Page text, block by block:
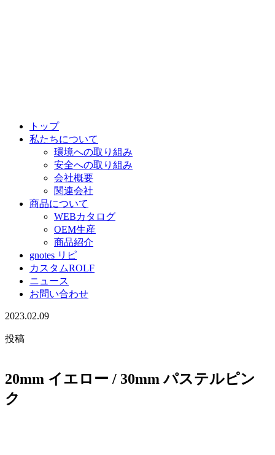
トップ
私たちについて
環境への取り組み
安全への取り組み
会社概要
関連会社
商品について
WEBカタログ
OEM生産
商品紹介
gnotes リピ
カスタムROLF
ニュース
お問い合わせ
2023.02.09
投稿
20mm イエロー / 30mm パステルピン
ク